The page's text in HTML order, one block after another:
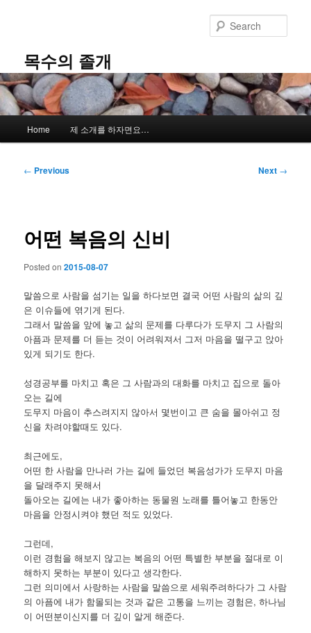
content목수의 졸개
Home 제 소개를 하자면요…
Post
← Previous Next →
어떤 복음의 신비
Posted on2015-08-07
말씀으로 사람을 섬기는 일을 하다보면 결국 어떤 사람의 삶의 깊
은 이슈들에 엮기게 된다.
그래서 말씀을 앞에 놓고 삶의 문제를 다루다가 도무지 그 사람의
아픔과 문제를 더 듣는 것이 어려워져서 그저 마음을 떨구고 앉아
있게 되기도 한다.
성경공부를 마치고 혹은 그 사람과의 대화를 마치고 집으로 돌아
오는 길에
도무지 마음이 추스려지지 않아서 몇번이고 큰 숨을 몰아쉬고 정
신을 차려야할때도 있다.
최근에도,
어떤 한 사람을 만나러 가는 길에 들었던 복음성가가 도무지 마음
을 달래주지 못해서
돌아오는 길에는 내가 좋아하는 동물원 노래를 틀어놓고 한동안
마음을 안정시켜야 했던 적도 있었다.
그런데,
이런 경험을 해보지 않고는 복음의 어떤 특별한 부분을 절대로 이
해하지 못하는 부분이 있다고 생각한다.
그런 의미에서 사랑하는 사람을 말씀으로 세워주려하다가 그 사람
의 아픔에 내가 함몰되는 것과 같은 고통을 느끼는 경험은, 하나님
이 어떤분이신지를 더 깊이 알게 해준다.